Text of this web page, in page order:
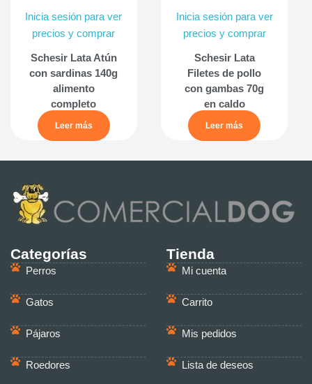
Inicia sesión para ver
precios y comprar
Schesir Lata Atún
con sardinas 140g
alimento
completo
Leer más
Inicia sesión para ver
precios y comprar
Schesir Lata
Filetes de pollo
con gambas 70g
en caldo
Leer más
Categorías
Perros
Gatos
Pájaros
Roedores
Tienda
Mi cuenta
Carrito
Mis pedidos
Lista de deseos